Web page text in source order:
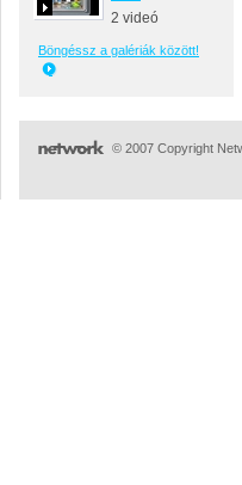
2 videó
Böngéssz a galériák között!
© 2007 Copyright